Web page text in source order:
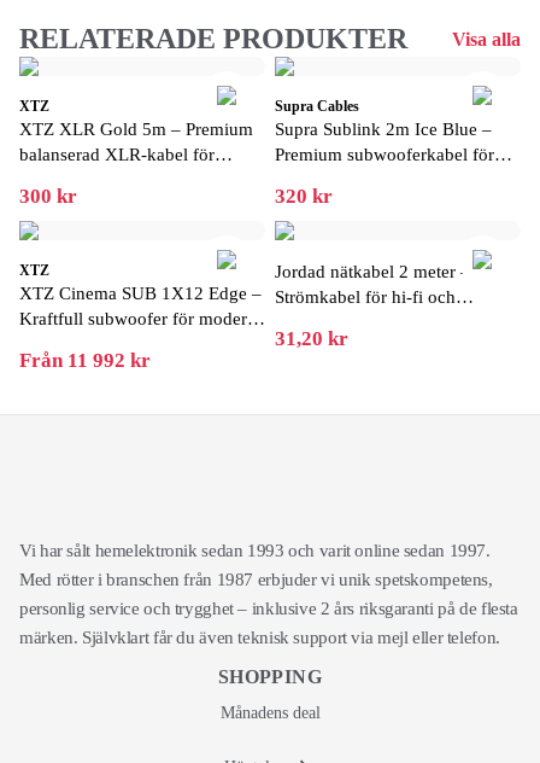
RELATERADE PRODUKTER Visa alla
XTZ
XTZ XLR Gold 5m – Premium
balanserad XLR-kabel för
300 kr
Supra Cables
Supra Sublink 2m Ice Blue –
Premium subwooferkabel för
320 kr
XTZ
XTZ Cinema SUB 1X12 Edge –
Kraftfull subwoofer för modern
Från 11 992 kr
Jordad nätkabel 2 meter –
Strömkabel för hi-fi och
31,20 kr
Vi har sålt hemelektronik sedan 1993 och varit online sedan 1997.
Med rötter i branschen från 1987 erbjuder vi unik spetskompetens,
personlig service och trygghet – inklusive 2 års riksgaranti på de flesta
märken. Självklart får du även teknisk support via mejl eller telefon.
SHOPPING
Månadens deal